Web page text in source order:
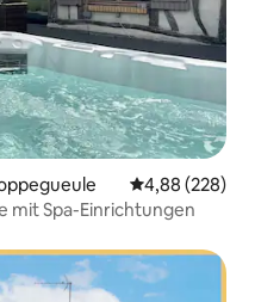
4,88 (228)
mit Spa-Einrichtungen